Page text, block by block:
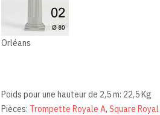
Orléans
Poids pour une hauteur de 2,5 m: 22,5 Kg
Pièces: Trompette Royale A, Square